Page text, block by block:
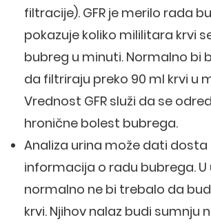
filtracije). GFR je merilo rada
pokazuje koliko mililitara krvi
bubreg u minuti. Normalno bi
da filtriraju preko 90 ml krvi u
Vrednost GFR služi da se
hronične bolest bubrega.
Analiza urina može dati dosta
informacija o radu bubrega. U
normalno ne bi trebalo da
krvi. Njihov nalaz budi sumnju